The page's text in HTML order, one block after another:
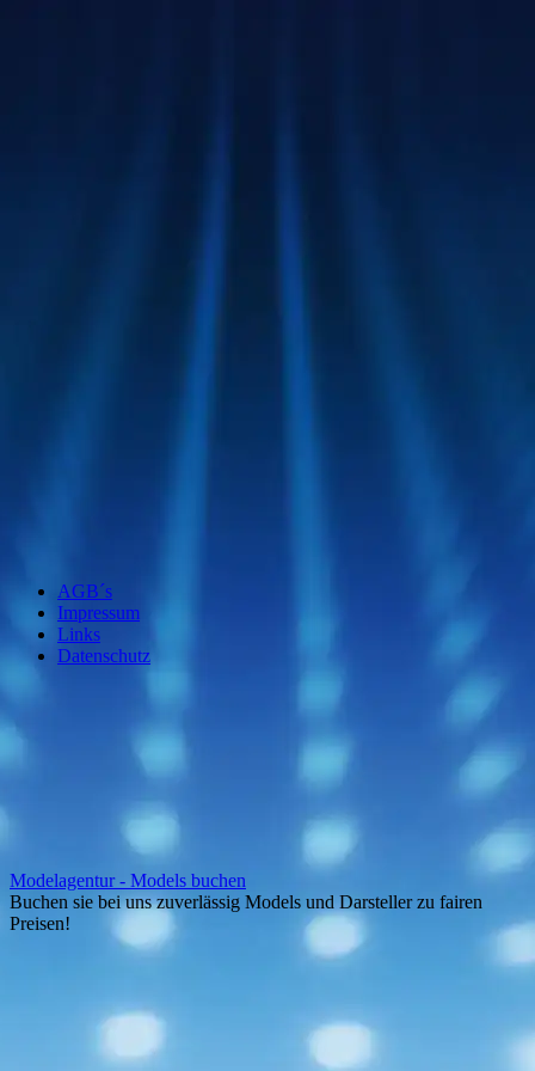
AGB´s
Impressum
Links
Datenschutz
Modelagentur - Models buchen
Buchen sie bei uns zuverlässig Models und Darsteller zu fairen
Preisen!